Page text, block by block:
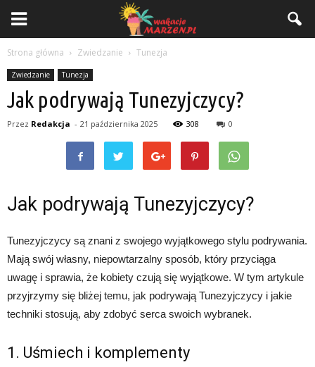
Strona główna Zwiedzanie Tunezja
Zwiedzanie Tunezja
Jak podrywają Tunezyjczycy?
Przez Redakcja - 21 października 2025 308 0
Jak podrywają Tunezyjczycy?
Tunezyjczycy są znani z swojego wyjątkowego stylu podrywania.
Mają swój własny, niepowtarzalny sposób, który przyciąga
uwagę i sprawia, że ​​kobiety czują się wyjątkowe. W tym artykule
przyjrzymy się bliżej temu, jak podrywają Tunezyjczycy i jakie
techniki stosują, aby zdobyć serca swoich wybranek.
1. Uśmiech i komplementy